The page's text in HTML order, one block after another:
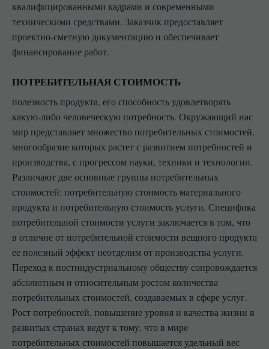
квалифицированными кадрами и современными
техническими средствами. Заказчик предоставляет
проектно-сметную документацию и обеспечивает
финансирование работ.
ПОТРЕБИТЕЛЬНАЯ СТОИМОСТЬ
полезность продукта, его способность удовлетворять
какую-либо человеческую потребность. Окружающий нас
мир представляет множество потребительных стоимостей,
многообразие которых растет с развитием потребностей и
производства, с прогрессом науки, техники и технологии.
Различают две основные группы потребительных
стоимостей: потребительную стоимость материального
продукта и потребительную стоимость услуги. Специфика
потребительной стоимости услуги заключается в том, что
в отличие от потребительной стоимости вещного продукта
ее полезный эффект неотделим от производства услуги.
Переход к постиндустриальному обществу сопровождается
абсолютным и относительным ростом количества
потребительных стоимостей, создаваемых в сфере услуг.
Рост потребностей, повышение уровня и качества жизни в
развитых странах ведут к тому, что в мире
потребительных стоимостей повышается удельный вес